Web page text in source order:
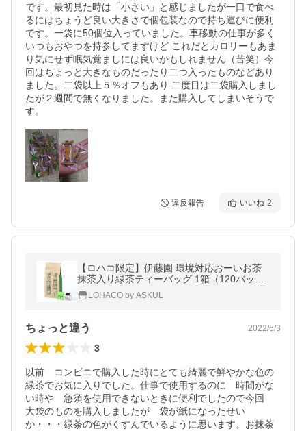
です。最初見た時は「小さい」と感じましたが一口で食べ
るにはちょうど良い大きさで個包装なので持ち運びに便利
です。一袋に50個位入っていました。車移動の仕事が多く
いつもおやつを持参してますけど これだとカロリーもあま
り気にせず眠気覚ましには良いかもしれません（苦笑）今
回はちょっと大きなものだったり二つ入ったものなどあり
ました。二袋以上５％オフもあり 二度目は二袋購入しまし
たが２週間で無くなりました。また購入してしまいそうで
す。
違反報告 いいね 2
【ロハコ限定】伊藤園 環境対応おーいお茶
抹茶入り緑茶ティーバッグ 1箱（120バッグ
入）+デザインクリップ 1個 セット
LOHACO by ASKUL
ちょっと違う 2022/6/3
3
以前　コンビニで購入した時にとても綺麗で鮮やかな色の
緑茶でお気に入りでした。仕事で使用するのに　時間がな
い時や　急須を使用できないときに便利でしたので今回
大袋のものを購入しましたが　袋が紙になったせい
か・・・緑茶の色がくすんでいるように思います。お抹茶